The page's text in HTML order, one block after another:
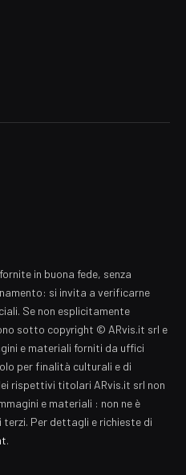
in buona fede, senza
si invita a verificarne
Se non esplicitamente
sotto copyright © ARvis.it srl e
e materiali forniti da uffici
per finalità culturali e di
rispettivi titolari ARvis.it srl non
e materiali : non ne è
Per dettagli e richieste di
.